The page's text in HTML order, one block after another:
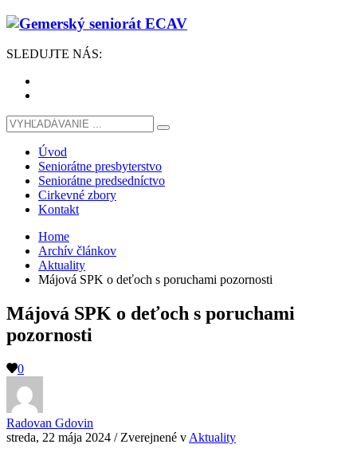
SLEDUJTE NÁS:
Úvod
Seniorátne presbyterstvo
Seniorátne predsedníctvo
Cirkevné zbory
Kontakt
Home
Archív článkov
Aktuality
Májová SPK o deťoch s poruchami pozornosti
Májová SPK o deťoch s poruchami
pozornosti
0
Radovan Gdovin
streda, 22 mája 2024 / Zverejnené v Aktuality